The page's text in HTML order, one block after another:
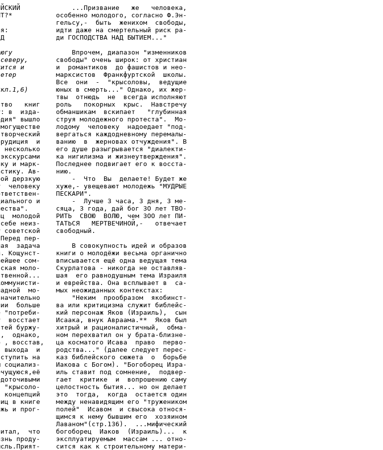
...Призвание   же   человека,
особенно молодого, согласно Ф.Эн-
гельсу,-  быть  женихом  свободы,
идти даже на смертельный риск ра-
ди ГОСПОДСТВА НАД БЫТИЕМ..."
               Впрочем, диапазон "изменников
       свободы" очень широк: от христиан
и
        и  романтиков  до фашистов и нео-
          марксистов  Франкфуртской  школы.
              Все  они  -  "крысоловы,  ведущие
       юных в смерть..." Однако, их жер-
твы  отнюдь  не  всегда исполняют
книг    роль   покорных  крыс.  Навстречу
в  изда-    обманшикам  вскипает   "глубинная
вышло    струя молодежного протеста".  Мо-
лодому  человеку  надоедает "под-
вергаться каждодневному перемалы-
и    ванию  в  жерновах отчуждения". В
несколько    его душе разыгрывается "диалекти-
ка нигилизма и жизнеутверждения".
и марк-    Последнее подвигает его к восста-
Ав-    нию.
дерзкую        -  Что  Вы  делаете! Будет же
человеку    хуже,- увещевают молодежь "МУДРЫЕ
ПЕСКАРИ".
и        -  Лучше 3 часа, 3 дня, 3 ме-
сяца, 3 года, дай бог 3О лет ТВО-
молодой    РИТЬ  СВОЮ  ВОЛЮ, чем 3ОО лет ПИ-
себе неиз-    ТАТЬСЯ   МЕРТВЕЧИНОЙ,-   отвечает
советской    свободный.
пер-
задача        В совокупность идей и образов
Кощунст-    книги о молодёжи весьма органично
сом-    вписывается ещё одна ведущая тема
моло-    Скурлатова - никогда не оставляв-
шая  его равнодушным тема Израиля
и еврейства. Она всплывает в  са-
мо-    мых неожиданных контекстах:
"Неким  прообразом  якобинст-
больше    ва или критицизма служит библейс-
"потреби-    кий персонаж Яков (Израиль),  сын
восстает    Исаака, внук Авраама.**  Яков был
буржу-    хитрый и рационалистичный,  обма-
однако,    ном перехватил он у брата-близне-
, восстав,   ца косматого Исава  право  перво-
выхода  и    родства..." (далее следует перес-
на    каз библейского сюжета  о  борьбе
социализ-    Иакова с Богом). "Богоборец Изра-
иль ставит под сомнение,  подвер-
гает  критике  и  вопрошению саму
"крысоло-    целостность бытия... но он делает
это  тогда,  когда  остается один
в книге    между ненавидящим его "тружеником
и прог-    полей"  Исавом  и свысока относя-
щимся к нему бывшим его  хозяином
Лаваном"(стр.136).  ...мифический
что    богоборец  Иаков  (Израиль)...  к
проду-    эксплуатируемым  массам ... отно-
сится как к строительному матери-